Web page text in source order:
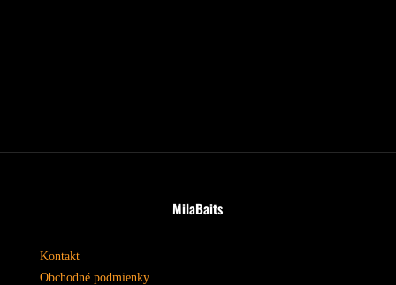
MilaBaits
Kontakt
Obchodné podmienky